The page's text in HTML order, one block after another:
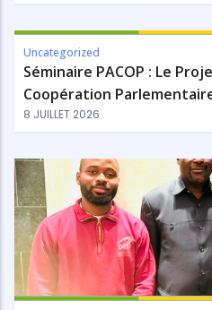
Uncategorized
Séminaire PACOP : Le
Coopération Parlementaire
8 JUILLET 2026